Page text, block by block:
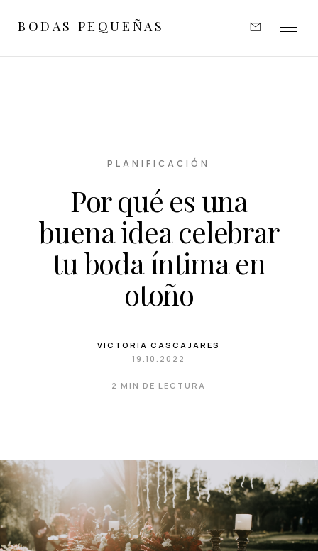
BODAS PEQUEÑAS
SOBRE MÍ
CONTACTO
PLANIFICACIÓN
Por qué es una
buena idea celebrar
tu boda íntima en
otoño
VICTORIA CASCAJARES
19.10.2022
2 MIN DE LECTURA